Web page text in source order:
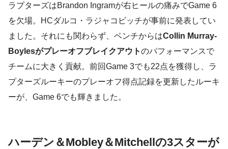
ラプターズはBrandon Ingramが右ヒールの痛みでGame 6
を欠場。HCダルコ・ラジャコビッチが事前に発表してい
ました。それにも関わらず、ベンチからはCollin Murray-
Boylesがプレーオフブレイクアウトのパフォーマンスで
チームに大きく貢献。前回Game 3でも22点を獲得し、ラ
プターズルーキーのプレーオフ得点記録を更新したルーキ
ーが、Game 6でも輝きました。
ハーデン＆Mobley＆Mitchellの3スターが